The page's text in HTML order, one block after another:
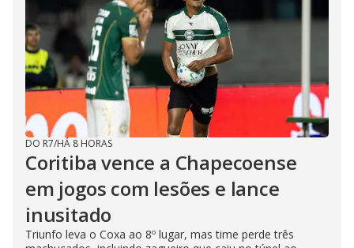
DO R7/HÁ 8 HORAS
Coritiba vence a Chapecoense
em jogos com lesões e lance
inusitado
Triunfo leva o Coxa ao 8º lugar, mas time perde três